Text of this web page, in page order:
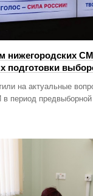
нижегородских
подготовки
на актуальные
период предвыборной